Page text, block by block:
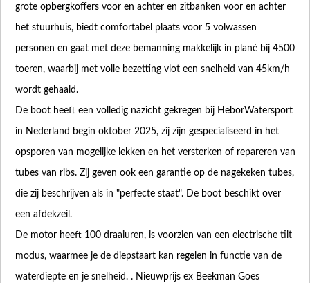
grote opbergkoffers voor en achter en zitbanken voor en achter
het stuurhuis, biedt comfortabel plaats voor 5 volwassen
personen en gaat met deze bemanning makkelijk in plané bij 4500
toeren, waarbij met volle bezetting vlot een snelheid van 45km/h
wordt gehaald.
De boot heeft een volledig nazicht gekregen bij HeborWatersport
in Nederland begin oktober 2025, zij zijn gespecialiseerd in het
opsporen van mogelijke lekken en het versterken of repareren van
tubes van ribs. Zij geven ook een garantie op de nagekeken tubes,
die zij beschrijven als in "perfecte staat". De boot beschikt over
een afdekzeil.
De motor heeft 100 draaiuren, is voorzien van een electrische tilt
modus, waarmee je de diepstaart kan regelen in functie van de
waterdiepte en je snelheid. . Nieuwprijs ex Beekman Goes